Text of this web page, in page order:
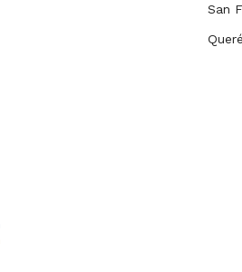
San